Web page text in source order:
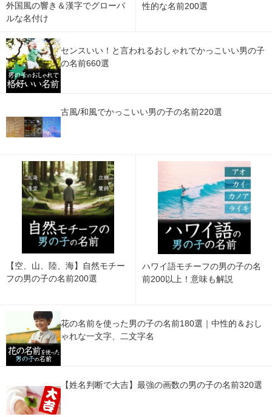
外国風の響き＆漢字でグローバ
ルな名付け
性的な名前200選
センスいい！と言われるおしゃれでかっこいい男の子
の名前660選
古風/和風でかっこいい男の子の名前220選
【空、山、陸、海】自然モチー
フの男の子の名前200選
ハワイ語モチーフの男の子の名
前200以上！意味も解説
花の名前を使った男の子の名前180選｜中性的＆おし
ゃれな一文字、二文字名
【姓名判断で大吉】最強の画数の男の子の名前320選